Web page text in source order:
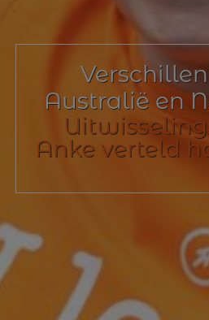
Australië en
Anke verteld